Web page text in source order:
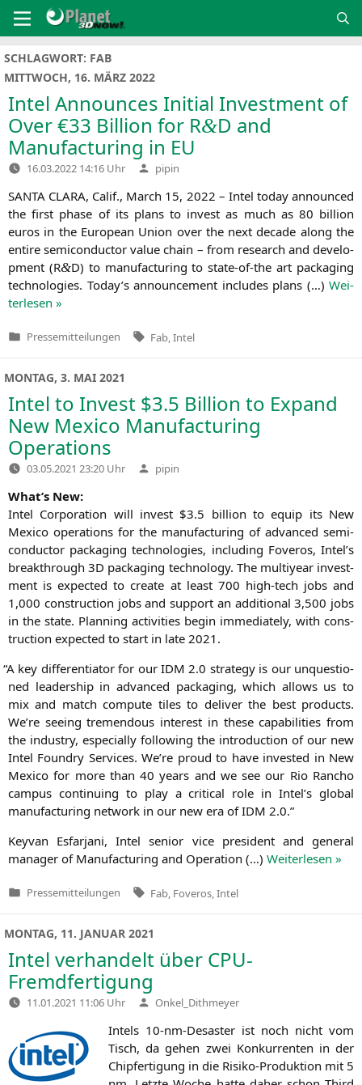
Inhalt
springen
SCHLAGWORT: FAB
MITTWOCH, 16. MÄRZ 2022
Intel Announces Initial Investment of
Over €33 Billion for R&D and
Manufacturing in EU
16.03.2022 14:16 Uhr Verfasst
von
pipin
SANTA CLARA, Calif., March 15, 2022 – Intel today announ­ced
the first pha­se of its plans to invest as much as 80 bil­li­on
euros in the Euro­pean Uni­on over the next deca­de along the
enti­re semi­con­duc­tor value chain – from rese­arch and deve­lo­
p­ment (R&D) to manu­fac­tu­ring to sta­­te-of-the art pack­a­ging
tech­no­lo­gies. Today’s announce­ment includes plans (…) Wei­
ter­le­sen »
Veröffentlicht
Pressemitteilungen Tags:
Fab Intel
MONTAG, 3. MAI 2021
Intel to Invest $3.5 Billion to Expand
New Mexico Manufacturing
Operations
03.05.2021 23:20 Uhr Verfasst
von
pipin
What’s New:
Intel Cor­po­ra­ti­on will invest $3.5 bil­li­on to equip its New
Mexi­co ope­ra­ti­ons for the manu­fac­tu­ring of advan­ced semi­
con­duc­tor pack­a­ging tech­no­lo­gies, inclu­ding Fove­r­os, Intel’s
breakth­rough3D pack­a­ging tech­no­lo­gy. The mul­ti­year invest­
ment is expec­ted to crea­te at least 700 high-tech jobs and
1,000 con­s­truc­tion jobs and sup­port an addi­tio­nal 3,500 jobs
in the sta­te. Plan­ning acti­vi­ties begin imme­dia­te­ly, with con­s­
truc­tion expec­ted to start in late 2021.
“A key dif­fe­ren­tia­tor for our IDM 2.0 stra­tegy is our unques­tio­
ned lea­der­ship in advan­ced pack­a­ging, which allows us to
mix and match com­pu­te tiles to deli­ver the best pro­ducts.
We’re see­ing tre­men­dous inte­rest in the­se capa­bi­li­ties from
the indus­try, espe­ci­al­ly fol­lo­wing the intro­duc­tion of our new
Intel Foundry Ser­vices. We’re proud to have inves­ted in New
Mexi­co for more than 40 years and we see our Rio Rancho
cam­pus con­ti­nuing to play a cri­ti­cal role in Intel’s glo­bal
manu­fac­tu­ring net­work in our new era ofIDM 2.0.”
Key­van Esfar­ja­ni, Intel seni­or vice pre­si­dent and gene­ral
mana­ger of Manu­fac­tu­ring and Ope­ra­ti­on (…) Wei­ter­le­sen »
Veröffentlicht
Pressemitteilungen Tags:
Fab Foveros Intel
MONTAG, 11. JANUAR 2021
Intel verhandelt über CPU-
Fremdfertigung
11.01.2021 11:06 Uhr Verfasst
von
Onkel_Dithmeyer
Intels 10-nm-Desas­ter ist noch nicht vom
Tisch, da gehen zwei Kon­kur­ren­ten in der
Chip­fer­ti­gung in die Risi­ko-Pro­duk­ti­on mit 5